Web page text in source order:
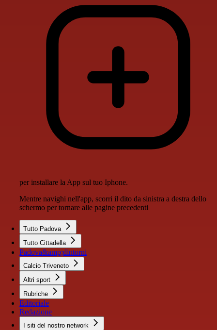
per installare la App sul tuo Iphone.
Mentre navighi nell'app, scorri il dito da sinistra a destra dello
schermo per tornare alle pagine precedenti
Tutto Padova
Tutto Cittadella
Padova&amp;dintorni
Calcio Triveneto
Altri sport
Rubriche
Editoriale
Redazione
I siti del nostro network